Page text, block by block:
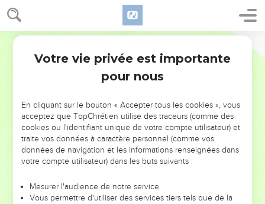
NE MANQUEZ PAS L’ÉVÉNEMENT
DE L’ANNÉE !
ET SI LEURS ERREURS POUVAIENT VOUS ÉVITER LES
VOTRES ?
leur foi ou leur vision. Mais on voit moins les doutes, les erreurs
et les saisons difficiles qu'ils ont traversés, alors même que ce
Votre vie privée est importante
pour nous
En cliquant sur le bouton « Accepter tous les cookies », vous
acceptez que TopChrétien utilise des traceurs (comme des
cookies ou l'identifiant unique de votre compte utilisateur) et
traite vos données à caractère personnel (comme vos
données de navigation et les informations renseignées dans
votre compte utilisateur) dans les buts suivants :
Mesurer l'audience de notre service
Vous permettre d'utiliser des services tiers tels que de la